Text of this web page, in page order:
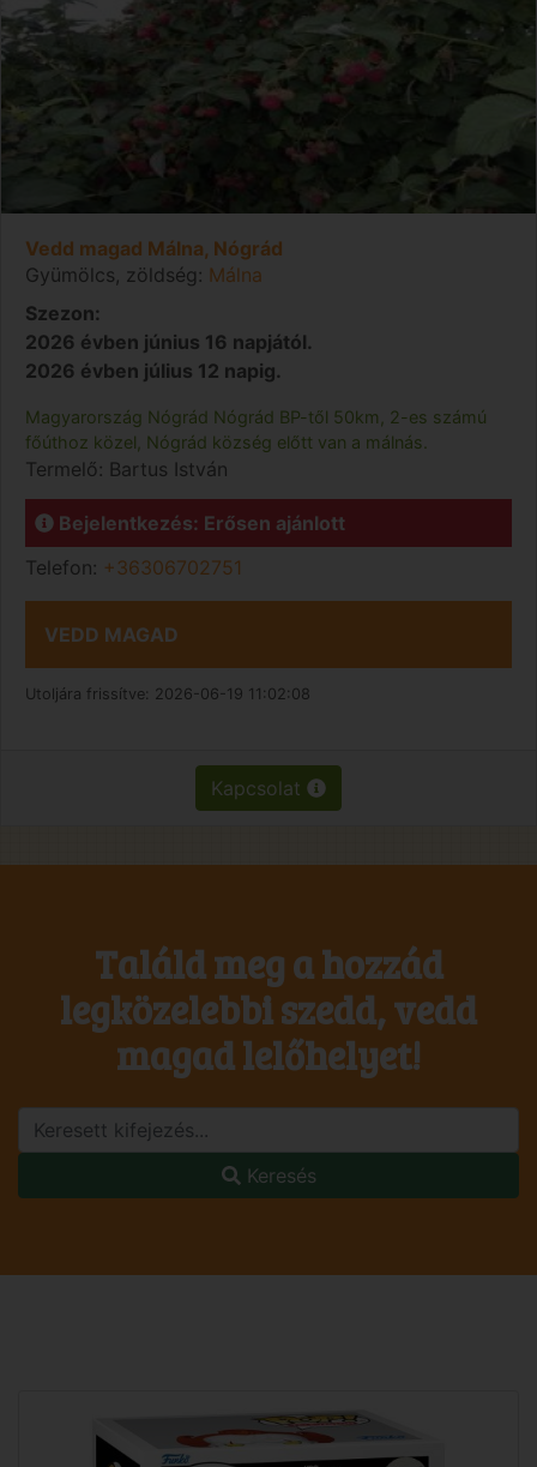
Vedd magad Málna, Nógrád
Gyümölcs, zöldség: Málna
Szezon:
2026 évben június 16 napjától.
2026 évben július 12 napig.
Magyarország Nógrád Nógrád BP-től 50km, 2-es számú
főúthoz közel, Nógrád község előtt van a málnás.
Termelő: Bartus István
Bejelentkezés: Erősen ajánlott
Telefon: +36306702751
VEDD MAGAD
Utoljára frissítve: 2026-06-19 11:02:08
Kapcsolat
Találd meg a hozzád
legközelebbi szedd, vedd
magad lelőhelyet!
Keresés